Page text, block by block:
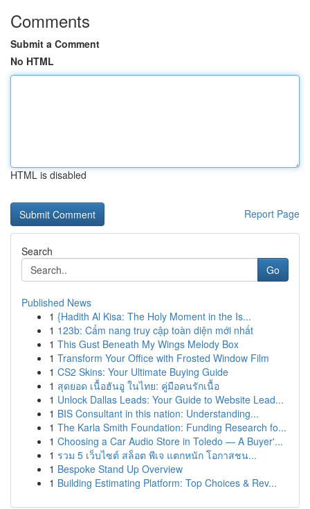
Comments
Submit a Comment
No HTML
HTML is disabled
Report Page
Search
Go
Published News
1 {Hadith Al Kisa: The Holy Moment in the Is...
1 123b: Cẩm nang truy cập toàn diện mới nhất
1 This Gust Beneath My Wings Melody Box
1 Transform Your Office with Frosted Window Film
1 CS2 Skins: Your Ultimate Buying Guide
1 สุดยอด เนื้อฮันอู ในไทย: คู่มือคนรักเนื้อ
1 Unlock Dallas Leads: Your Guide to Website Lead...
1 BIS Consultant in this nation: Understanding...
1 The Karla Smith Foundation: Funding Research fo...
1 Choosing a Car Audio Store in Toledo — A Buyer'...
1 รวม 5 เว็บไซต์ สล็อต พีเจ แตกหนัก โอกาสชน...
1 Bespoke Stand Up Overview
1 Building Estimating Platform: Top Choices & Rev...